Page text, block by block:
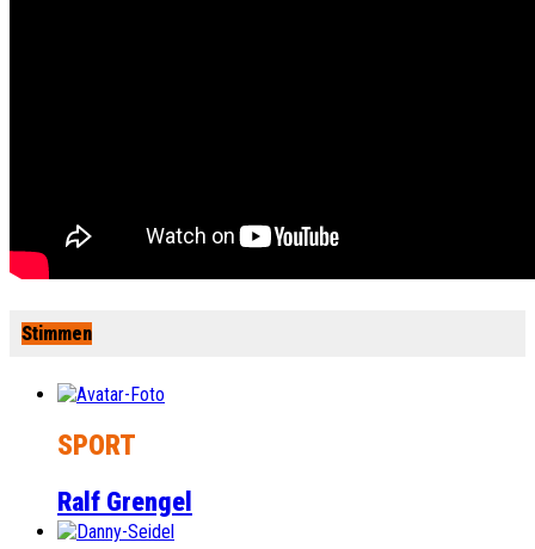
Stimmen
SPORT
Ralf Grengel